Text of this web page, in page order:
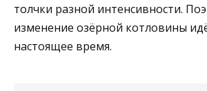
толчки разной интенсивности.
изменение озёрной котловины
настоящее время.